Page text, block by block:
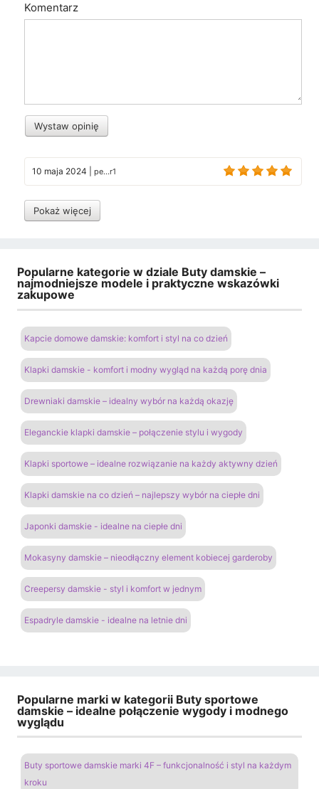
Komentarz
Wystaw opinię
10 maja 2024 pe...r1
Pokaż więcej
Popularne kategorie w dziale Buty damskie –
najmodniejsze modele i praktyczne wskazówki
zakupowe
Kapcie domowe damskie: komfort i styl na co dzień
Klapki damskie - komfort i modny wygląd na każdą porę dnia
Drewniaki damskie – idealny wybór na każdą okazję
Eleganckie klapki damskie – połączenie stylu i wygody
Klapki sportowe – idealne rozwiązanie na każdy aktywny dzień
Klapki damskie na co dzień – najlepszy wybór na ciepłe dni
Japonki damskie - idealne na ciepłe dni
Mokasyny damskie – nieodłączny element kobiecej garderoby
Creepersy damskie - styl i komfort w jednym
Espadryle damskie - idealne na letnie dni
Popularne marki w kategorii Buty sportowe
damskie – idealne połączenie wygody i modnego
wyglądu
Buty sportowe damskie marki 4F – funkcjonalność i styl na każdym
kroku